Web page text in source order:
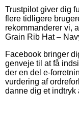
Trustpilot giver dig
flere tidligere
rekommanderer vi,
Grain Rib Hat –
Facebook bringer
genveje til at få
der en del e-
vurdering af
danne dig et indtryk